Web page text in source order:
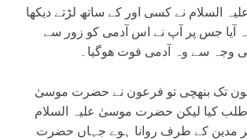
السلام نے کسی اور کے ساتھ لڑتے دیکھا
آیا جس پر آپ نے اس آدمی کو زور سے
وجہ سے وہ آدمی فوت ھوگیا۔
تک بنھچی تو فرعون نے حضرت موسیٰ
طلب کیا لیکن حضرت موسیٰ علیہ السلام
مدین کے طرف روانا ہوے جہاں حضرت